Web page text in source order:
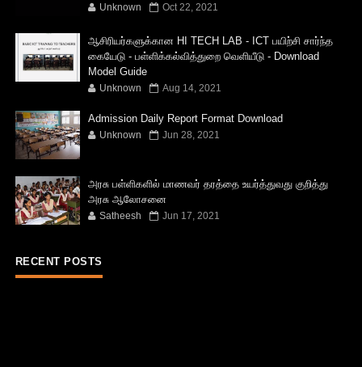
Unknown Oct 22, 2021
ஆசிரியர்களுக்கான HI TECH LAB - ICT பயிற்சி சார்ந்த
கையேடு - பள்ளிக்கல்வித்துறை வெளியீடு - Download
Model Guide
Unknown Aug 14, 2021
Admission Daily Report Format Download
Unknown Jun 28, 2021
அரசு பள்ளிகளில் மாணவர் தரத்தை உயர்த்துவது குறித்து
அரசு ஆலோசனை
Satheesh Jun 17, 2021
RECENT POSTS